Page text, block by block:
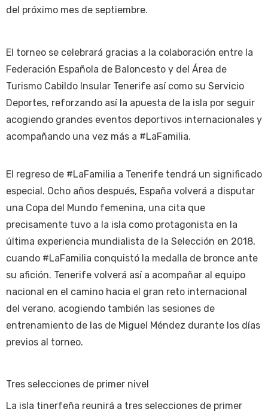
del próximo mes de septiembre.
El torneo se celebrará gracias a la colaboración entre la
Federación Española de Baloncesto y del Área de
Turismo Cabildo Insular Tenerife así como su Servicio
Deportes, reforzando así la apuesta de la isla por seguir
acogiendo grandes eventos deportivos internacionales y
acompañando una vez más a #LaFamilia.
El regreso de #LaFamilia a Tenerife tendrá un significado
especial. Ocho años después, España volverá a disputar
una Copa del Mundo femenina, una cita que
precisamente tuvo a la isla como protagonista en la
última experiencia mundialista de la Selección en 2018,
cuando #LaFamilia conquistó la medalla de bronce ante
su afición. Tenerife volverá así a acompañar al equipo
nacional en el camino hacia el gran reto internacional
del verano, acogiendo también las sesiones de
entrenamiento de las de Miguel Méndez durante los días
previos al torneo.
Tres selecciones de primer nivel
La isla tinerfeña reunirá a tres selecciones de primer